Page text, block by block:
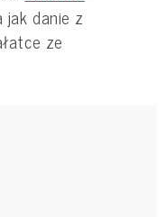
jak danie z
ze